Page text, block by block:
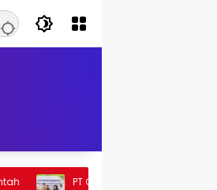
PT Generasi Agung Perkasa Buktikan